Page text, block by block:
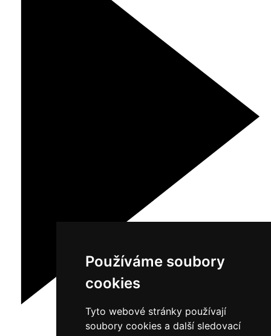
Používáme soubory
cookies
Tyto webové stránky používají
soubory cookies a další sledovací